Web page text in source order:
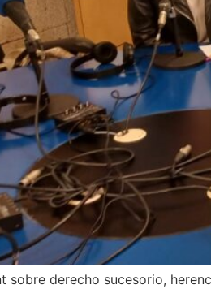
wir Ihnen helfen?
sobre derecho sucesorio,